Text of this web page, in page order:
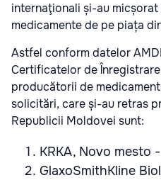
internaţionali și-au
medicamente de pe piața
Astfel conform datelor
Certificatelor de
producătorii de
solicitări, care și-au retras
Republicii Moldovei sunt:
KRKA, Novo mesto
GlaxoSmithKline